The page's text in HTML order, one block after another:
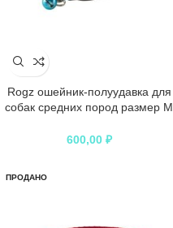
Rogz ошейник-полуудавка для
собак средних пород размер M
цепью, обхват шеи 320-440 мм,
600,00 ₽
ПРОДАНО